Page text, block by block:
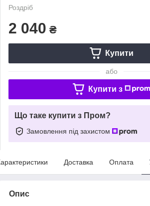
Роздріб
2 040 ₴
Купити
або
Купити з
Що таке купити з Пром?
Замовлення під захистом
Доставка Оплата
Опис